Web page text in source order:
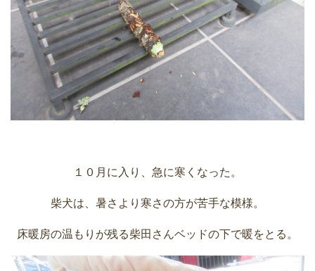
１０月に入り、急に寒くなった。
柴犬は、暑さより寒さの方が苦手な模様。
床暖房の温もりが残る柴田さんベッドの下で暖をとる。